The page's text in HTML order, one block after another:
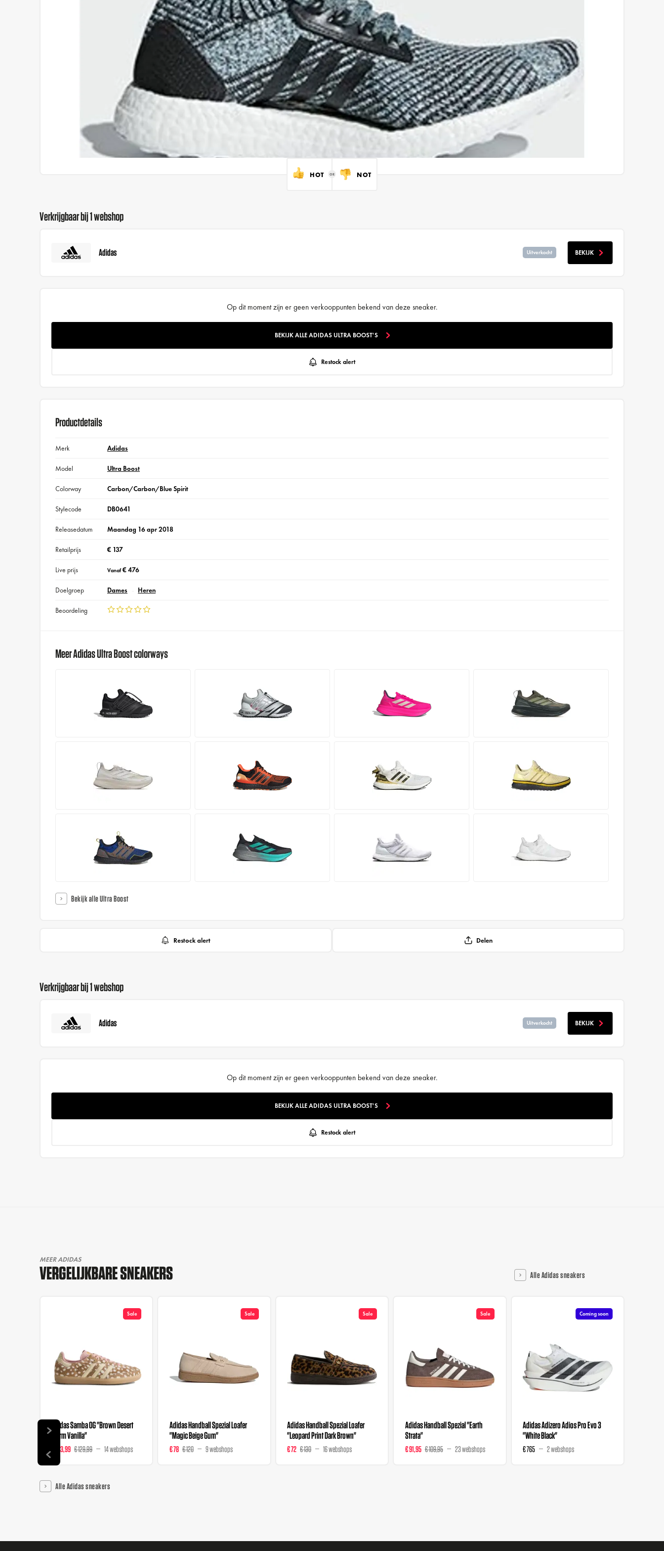
HOT NOT
Verkrijgbaar bij 1 webshop
Adidas Uitverkocht BEKIJK
Op dit moment zijn er geen verkooppunten bekend van deze sneaker.
BEKIJK ALLE ADIDAS ULTRA BOOST'S
Restock alert
Productdetails
Merk Adidas
Model Ultra Boost
Colorway Carbon/Carbon/Blue Spirit
Stylecode DB0641
Releasedatum Maandag 16 apr 2018
Retailprijs € 137
Live prijs Vanaf€ 476
Doelgroep Dames Heren
Beoordeling
Meer Adidas Ultra Boost colorways
Bekijk alle Ultra Boost
Restock alert Delen
Verkrijgbaar bij 1 webshop
Adidas Uitverkocht BEKIJK
Op dit moment zijn er geen verkooppunten bekend van deze sneaker.
BEKIJK ALLE ADIDAS ULTRA BOOST'S
Restock alert
MEER ADIDAS
VERGELIJKBARE SNEAKERS Alle Adidas sneakers
Sale
Adidas Samba OG "Brown Desert
Warm Vanilla"
€ 103,99 € 129,99 14 webshops
Sale
Adidas Handball Spezial Loafer
"Magic Beige Gum"
€ 78 € 120 9 webshops
Sale
Adidas Handball Spezial Loafer
"Leopard Print Dark Brown"
€ 72 € 130 16 webshops
Sale
Adidas Handball Spezial "Earth
Strata"
€ 91,95 € 109,95 23 webshops
Coming soon
Adidas Adizero Adios Pro Evo 3
"White Black"
€ 765 2 webshops
Alle Adidas sneakers